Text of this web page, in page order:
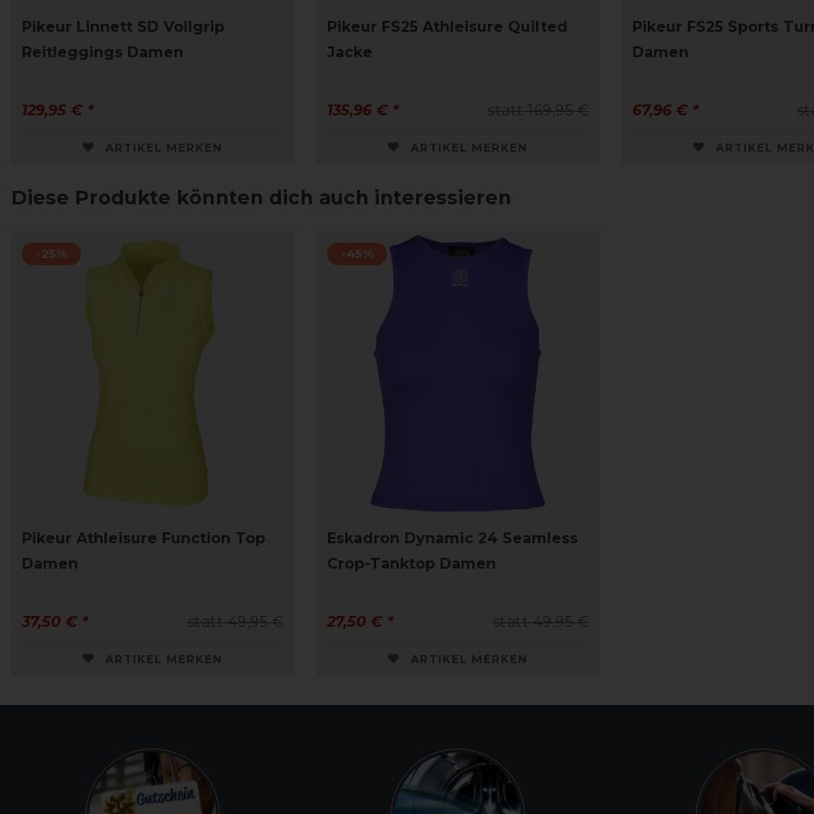
Pikeur Linnett SD Vollgrip
Reitleggings Damen
129,95 € *
ARTIKEL MERKEN
Pikeur FS25 Athleisure Quilted
Jacke
statt 169,95 €
135,96 € *
ARTIKEL MERKEN
Pikeur FS25 Sports
Damen
67,96 € *
ARTIKEL
Diese Produkte könnten dich auch interessieren
-25%
Pikeur Athleisure Function Top
Damen
statt 49,95 €
37,50 € *
ARTIKEL MERKEN
-45%
Eskadron Dynamic 24 Seamless
Crop-Tanktop Damen
statt 49,95 €
27,50 € *
ARTIKEL MERKEN